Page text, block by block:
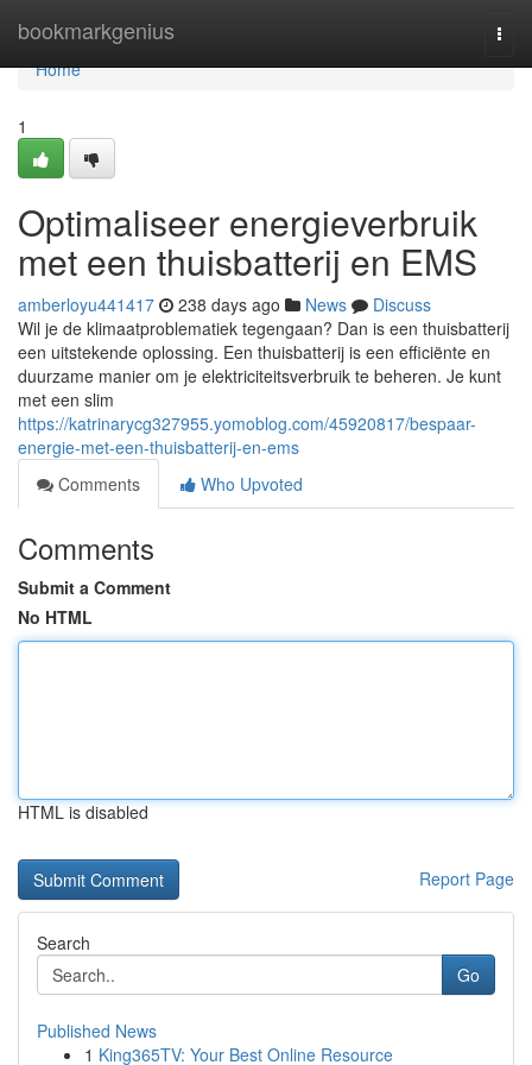
bookmarkgenius
Home
Home
1
Optimaliseer energieverbruik
met een thuisbatterij en EMS
amberloyu441417 238 days ago News
Discuss
Wil je de klimaatproblematiek tegengaan? Dan is een thuisbatterij
een uitstekende oplossing. Een thuisbatterij is een efficiënte en
duurzame manier om je elektriciteitsverbruik te beheren. Je kunt
met een slim
https://katrinarycg327955.yomoblog.com/45920817/bespaar-
energie-met-een-thuisbatterij-en-ems
Comments
Who Upvoted
Comments
Submit a Comment
No HTML
HTML is disabled
Report Page
Search
Go
Published News
1 King365TV: Your Best Online Resource